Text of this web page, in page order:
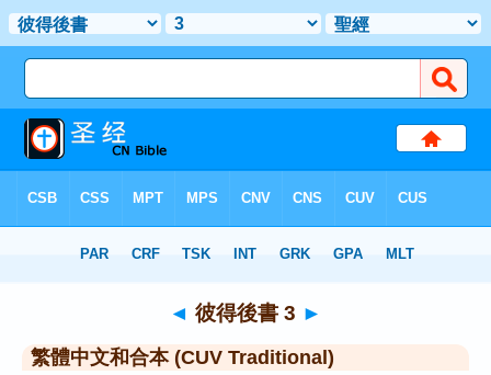
> 彼得後書 3
◄ 彼得後書 3 ►
繁體中文和合本 (CUV Traditional)